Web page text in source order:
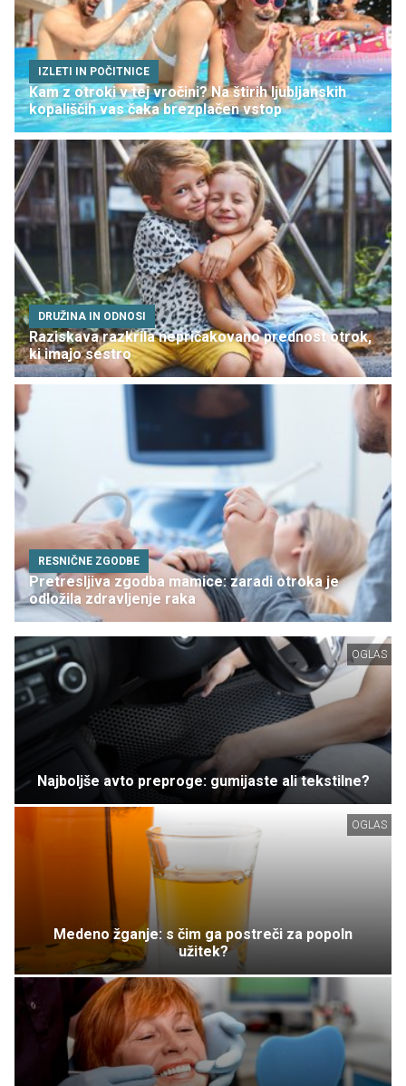
IZLETI IN POČITNICE
Kam z otroki v tej vročini? Na štirih ljubljanskih
kopališčih vas čaka brezplačen vstop
DRUŽINA IN ODNOSI
Raziskava razkrila nepričakovano prednost otrok,
ki imajo sestro
RESNIČNE ZGODBE
Pretresljiva zgodba mamice: zaradi otroka je
odložila zdravljenje raka
OGLAS
Najboljše avto preproge: gumijaste ali tekstilne?
OGLAS
Medeno žganje: s čim ga postreči za popoln
užitek?